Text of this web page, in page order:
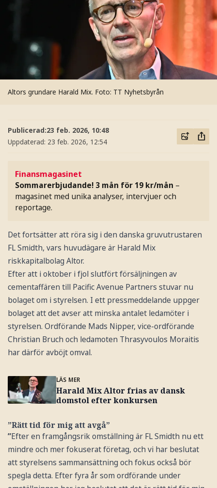
Altors grundare Harald Mix. Foto: TT Nyhetsbyrån
Publicerad:23 feb. 2026, 10:48
Uppdaterad: 23 feb. 2026, 12:54
Finansmagasinet
Sommarerbjudande! 3 mån för 19 kr/mån –
magasinet med unika analyser, intervjuer och
reportage.
Det fortsätter att röra sig i den danska gruvutrustaren
FL Smidth, vars huvudägare är Harald Mix
riskkapitalbolag Altor.
Efter att i oktober i fjol slutfört försäljningen av
cementaffären till Pacific Avenue Partners stuvar nu
bolaget om i styrelsen. I ett pressmeddelande uppger
bolaget att det avser att minska antalet ledamöter i
styrelsen. Ordförande Mads Nipper, vice-ordförande
Christian Bruch och ledamoten Thrasyvoulos Moraitis
har därför avböjt omval.
LÄS MER
Harald Mix Altor frias av dansk
domstol efter konkursen
”Rätt tid för mig att avgå”
”Efter en framgångsrik omställning är FL Smidth nu ett
mindre och mer fokuserat företag, och vi har beslutat
att styrelsens sammansättning och fokus också bör
spegla detta. Efter fyra år som ordförande under